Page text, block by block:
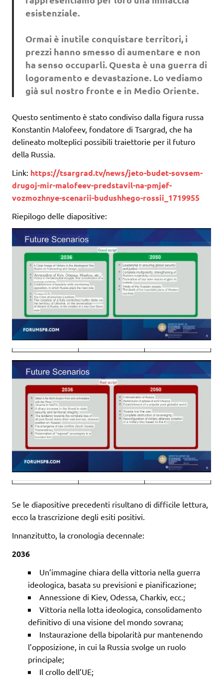
esistenziale.
Ormai è inutile conquistare territori, i
prezzi hanno smesso di aumentare e non
ha senso occuparli. Questa è una guerra di
logoramento e devastazione. Lo vediamo
già sul nostro fronte e in Medio Oriente.
Questo sentimento è stato condiviso dalla figura russa
Konstantin Malofeev, fondatore di Tsargrad, che ha
delineato molteplici possibili traiettorie per il futuro
della Russia.
Link: https://tsargrad.tv/news/jeto-budet-sovsem-
drugoj-mir-malofeev-predstavil-na-pmjef-
vozmozhnye-scenarii-budushhego-rossii_1719955
Riepilogo delle diapositive:
Se le diapositive precedenti risultano di difficile lettura,
ecco la trascrizione degli esiti positivi.
Innanzitutto, la cronologia decennale:
2036
Un’immagine chiara della vittoria nella guerra
ideologica, basata su previsioni e pianificazione;
Annessione di Kiev, Odessa, Charkiv, ecc.;
Vittoria nella lotta ideologica, consolidamento
definitivo di una visione del mondo sovrana;
Instaurazione della bipolarità pur mantenendo
l’opposizione, in cui la Russia svolge un ruolo
principale;
Il crollo dell’UE;